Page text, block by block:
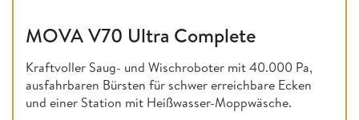
MOVA V70 Ultra Complete
Kraftvoller Saug- und Wischroboter mit 40.000 Pa,
ausfahrbaren Bürsten für schwer erreichbare Ecken
und einer Station mit Heißwasser-Moppwäsche.